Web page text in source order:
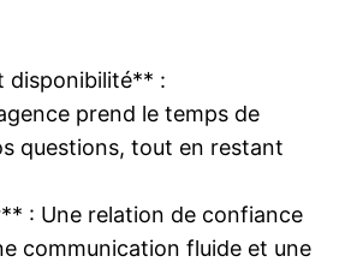
disponibilité** :
prend le temps de
questions, tout en restant
: Une relation de confiance
communication fluide et une